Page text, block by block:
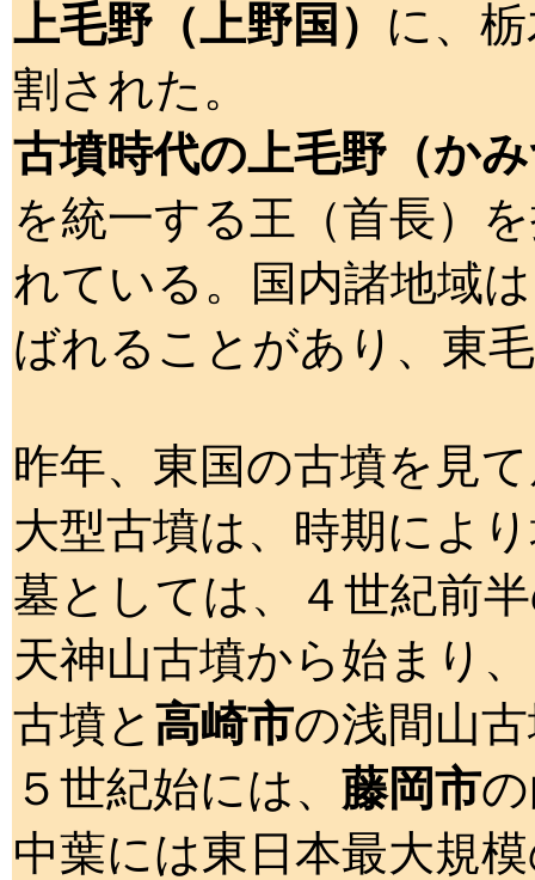
上毛野（上野国） に、
割された。
古墳時代の上毛野（か
を統一する王（首長）
れている。国内諸地域
ばれることがあり、東
昨年、東国の古墳を見
大型古墳は、時期によ
墓としては、４世紀前
天神山古墳から始まり
古墳と 高崎市の浅間山
５世紀始には、 藤岡市
中葉には東日本最大規